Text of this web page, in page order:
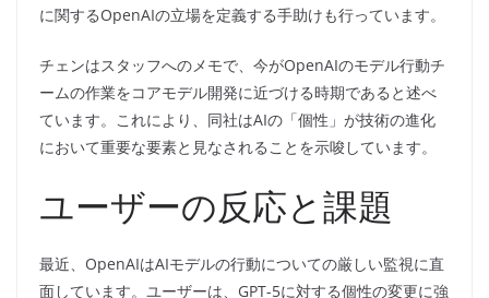
に関するOpenAIの立場を定義する手助けも行っています。
チェンはスタッフへのメモで、今がOpenAIのモデル行動チ
ームの作業をコアモデル開発に近づける時期であると述べ
ています。これにより、同社はAIの「個性」が技術の進化
において重要な要素と見なされることを示唆しています。
ユーザーの反応と課題
最近、OpenAIはAIモデルの行動についての厳しい監視に直
面しています。ユーザーは、GPT-5に対する個性の変更に強